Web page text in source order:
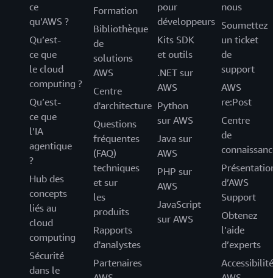
ce
qu’AWS ?
Qu’est-
ce que
le cloud
computing ?
Qu’est-
ce que
l’IA
agentique
?
Hub des
concepts
liés au
cloud
computing
Sécurité
dans le
Formation
Bibliothèque
de
solutions
AWS
Centre
d'architecture
Questions
fréquentes
(FAQ)
techniques
et sur
les
produits
Rapports
d'analystes
Partenaires
pour
développeurs
Kits SDK
et outils
.NET sur
AWS
Python
sur AWS
Java sur
AWS
PHP sur
AWS
JavaScript
sur AWS
nous
Soumettez
un ticket
de
support
AWS
re:Post
Centre
de
d’AWS
Support
Obtenez
l’aide
d’experts
Accessibilité